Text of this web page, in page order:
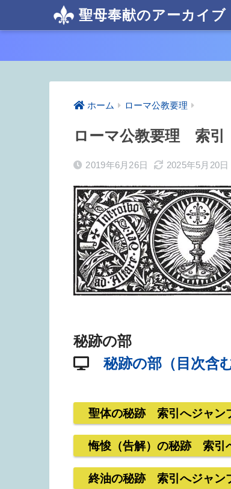
聖母奉献のアーカイブ
ホーム ローマ公教要理
ローマ公教要理 索引
2019年6月26日 2025年5月20日
秘跡の部
秘跡の部（目次含
聖体の秘跡 索引へジャン
悔悛（告解）の秘跡 索引
終油の秘跡 索引へジャン